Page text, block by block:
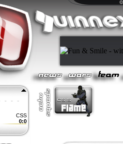
CSS
0:0